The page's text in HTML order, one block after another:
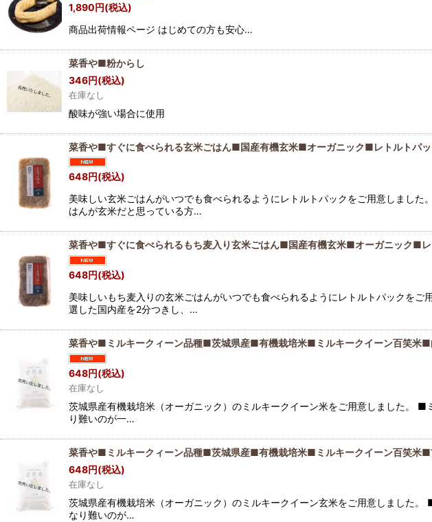
1,890円(税込)
商品出荷情報ページ はじめての方も安心…
菜香や■粉からし
346円(税込)
在庫なし
酸味が強い場合に使用
菜香や■すぐに食べられる玄米ごはん■国産有機玄米■オーガニック■レトルトパ
648円(税込)
美味しい玄米ごはんがいつでも食べられるようにレトルトパックをご用意しまし
はんが玄米だと思っている方…
菜香や■すぐに食べられるもち麦入り玄米ごはん■国産有機玄米■オーガニック■
648円(税込)
美味しいもち麦入りの玄米ごはんがいつでも食べられるようにレトルトパックを
選した国内産を2分つきし、…
菜香や■ミルキークィーン品種■茨城県産■有機栽培米■ミルキークイーン百笑米
648円(税込)
在庫なし
茨城県産有機栽培米（オーガニック）のミルキークイーン米をご用意しました。
り難いのが一…
菜香や■ミルキークィーン品種■茨城県産■有機栽培米■ミルキークイーン百笑米
648円(税込)
在庫なし
茨城県産有機栽培米（オーガニック）のミルキークイーン玄米をご用意しました
なり難いのが…